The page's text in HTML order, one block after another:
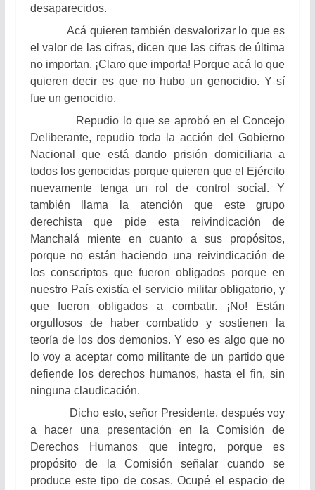
desaparecidos.
Acá quieren también desvalorizar lo que es
el valor de las cifras, dicen que las cifras de última
no importan. ¡Claro que importa! Porque acá lo que
quieren decir es que no hubo un genocidio. Y sí
fue un genocidio.
Repudio lo que se aprobó en el Concejo
Deliberante, repudio toda la acción del Gobierno
Nacional que está dando prisión domiciliaria a
todos los genocidas porque quieren que el Ejército
nuevamente tenga un rol de control social. Y
también llama la atención que este grupo
derechista que pide esta reivindicación de
Manchalá miente en cuanto a sus propósitos,
porque no están haciendo una reivindicación de
los conscriptos que fueron obligados porque en
nuestro País existía el servicio militar obligatorio, y
que fueron obligados a combatir. ¡No! Están
orgullosos de haber combatido y sostienen la
teoría de los dos demonios. Y eso es algo que no
lo voy a aceptar como militante de un partido que
defiende los derechos humanos, hasta el fin, sin
ninguna claudicación.
Dicho esto, señor Presidente, después voy
a hacer una presentación en la Comisión de
Derechos Humanos que integro, porque es
propósito de la Comisión señalar cuando se
produce este tipo de cosas. Ocupé el espacio de